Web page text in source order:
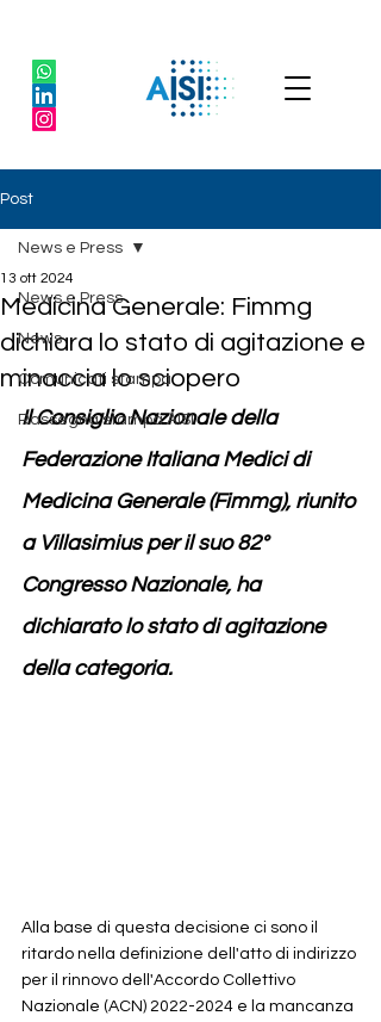
Post
News e Press
News
Comunicati stampa
Rassegna stampa AISI
News e Press
Medicina Generale: Fimmg
dichiara lo stato di agitazione e
minaccia lo sciopero
13 ott 2024
Il Consiglio Nazionale della
Federazione Italiana Medici di
Medicina Generale (Fimmg), riunito
a Villasimius per il suo 82°
Congresso Nazionale, ha
dichiarato lo stato di agitazione
della categoria.
Alla base di questa decisione ci sono il
ritardo nella definizione dell'atto di indirizzo
per il rinnovo dell'Accordo Collettivo
Nazionale (ACN) 2022-2024 e la mancanza